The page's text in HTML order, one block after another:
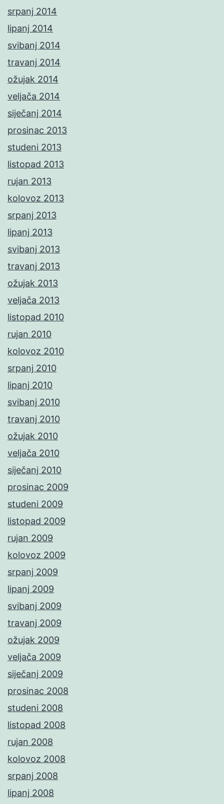
srpanj 2014
lipanj 2014
svibanj 2014
travanj 2014
ožujak 2014
veljača 2014
siječanj 2014
prosinac 2013
studeni 2013
listopad 2013
rujan 2013
kolovoz 2013
srpanj 2013
lipanj 2013
svibanj 2013
travanj 2013
ožujak 2013
veljača 2013
listopad 2010
rujan 2010
kolovoz 2010
srpanj 2010
lipanj 2010
svibanj 2010
travanj 2010
ožujak 2010
veljača 2010
siječanj 2010
prosinac 2009
studeni 2009
listopad 2009
rujan 2009
kolovoz 2009
srpanj 2009
lipanj 2009
svibanj 2009
travanj 2009
ožujak 2009
veljača 2009
siječanj 2009
prosinac 2008
studeni 2008
listopad 2008
rujan 2008
kolovoz 2008
srpanj 2008
lipanj 2008